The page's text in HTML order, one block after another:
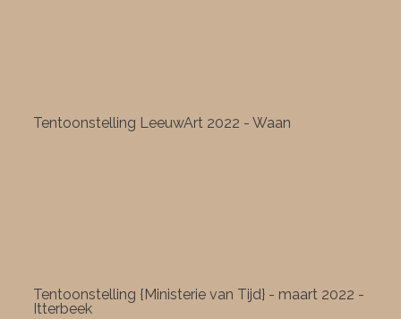
Tentoonstelling LeeuwArt 2022 - Waan
Tentoonstelling {Ministerie van Tijd} - maart 2022 -
Itterbeek